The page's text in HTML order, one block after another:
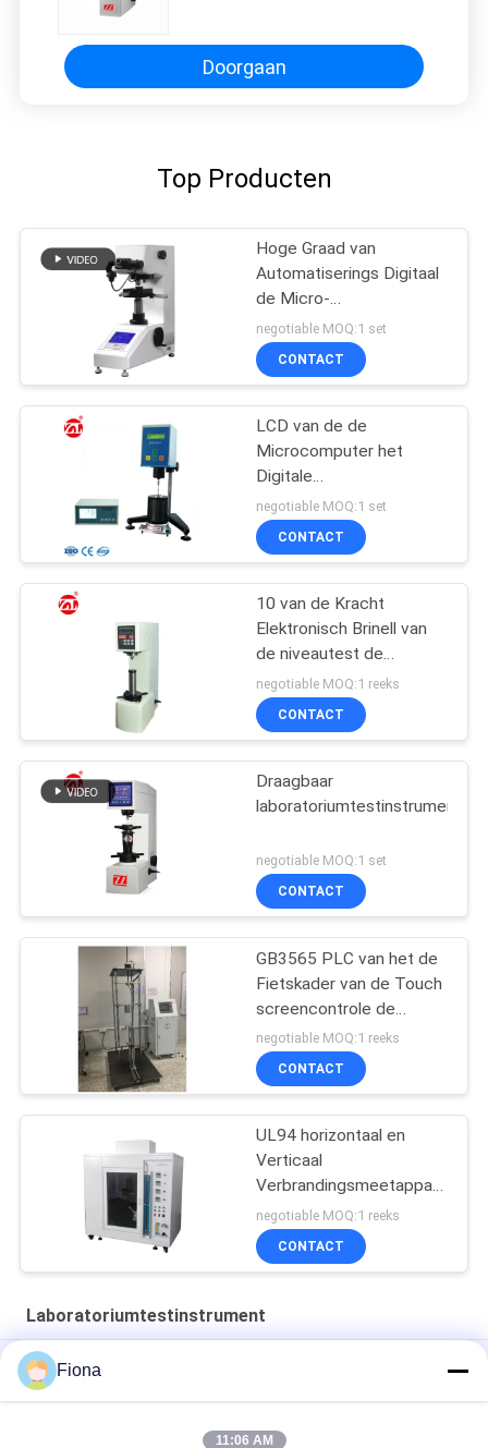
Doorgaan
Top Producten
Hoge Graad van
Automatiserings Digitaal
de Micro-
Hardheidsmeetapparaat
van Vickers
negotiable MOQ:1 set
CONTACT
LCD van de de
Microcomputer het
Digitale
Viscositeitsmeter van
GB/van T 2794-1995
scherm Op hoge
negotiable MOQ:1 set
CONTACT
10 van de Kracht
Elektronisch Brinell van
de niveautest de
Hardheidsmeetapparaat
hbe-3000A
negotiable MOQ:1 reeks
CONTACT
Draagbaar
laboratoriumtestinstrument
negotiable MOQ:1 set
CONTACT
GB3565 PLC van het de
Fietskader van de Touch
screencontrole de
Servomachine van de het
Effecttest
negotiable MOQ:1 reeks
CONTACT
UL94 horizontaal en
Verticaal
Verbrandingsmeetapparaat
voor Kunststoffen
negotiable MOQ:1 reeks
CONTACT
Laboratoriumtestinstrument
Shbrv-187,5 digitaal Blovi-Hardheidsmeetapparaat
Yard-35 het Meetapparaat van de Tablethardheid van het
Fiona
11:06 AM